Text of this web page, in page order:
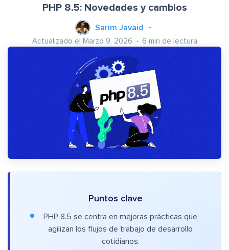
PHP 8.5: Novedades y cambios
Sarim Javaid
Actualizado el Marzo 9, 2026 6 min de lectura
Puntos clave
PHP 8.5 se centra en mejoras prácticas que
agilizan los flujos de trabajo de desarrollo
cotidianos.